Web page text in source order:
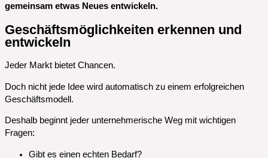
gemeinsam etwas Neues entwickeln.
Geschäftsmöglichkeiten erkennen und
entwickeln
Jeder Markt bietet Chancen.
Doch nicht jede Idee wird automatisch zu einem erfolgreichen
Geschäftsmodell.
Deshalb beginnt jeder unternehmerische Weg mit wichtigen
Fragen:
Gibt es einen echten Bedarf?